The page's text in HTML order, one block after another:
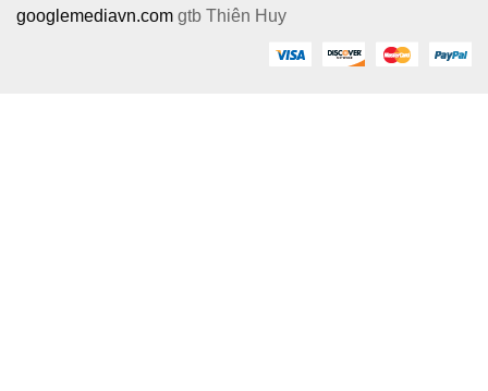
googlemediavn.com gtb Thiên Huy